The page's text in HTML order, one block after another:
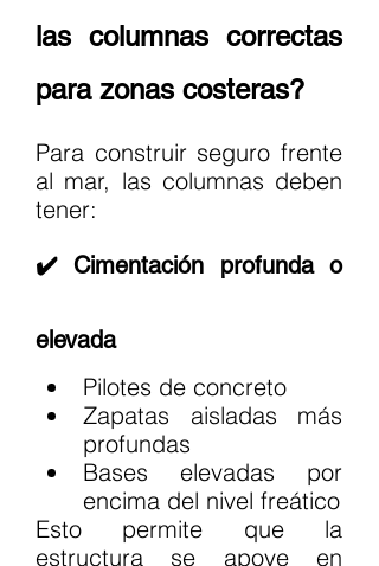
las columnas correctas
para zonas costeras?
Para construir seguro frente
al mar, las columnas deben
tener:
✔️ Cimentación profunda o
elevada
Pilotes de concreto
Zapatas aisladas más
profundas
Bases elevadas por
encima del nivel freático
Esto permite que la
estructura se apoye en